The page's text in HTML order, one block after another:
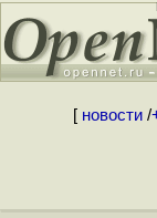
[ новости/